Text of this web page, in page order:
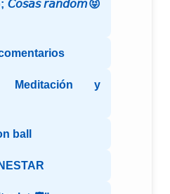
𝘊𝘰𝘴𝘢𝘴 𝘳𝘢𝘯𝘥𝘰𝘮😝
y
ball